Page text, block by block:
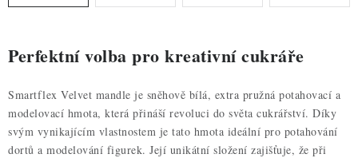
Nepřevzetí zásilky na dobírku
Obchodní podmínky
Podmínky ochrany osobních údajů
Perfektní volba pro kreativní cukráře
Smartflex Velvet mandle je sněhově bílá, extra pružná potahovací a
modelovací hmota, která přináší revoluci do světa cukrářství. Díky
svým vynikajícím vlastnostem je tato hmota ideální pro potahování
dortů a modelování figurek. Její unikátní složení zajišťuje, že při